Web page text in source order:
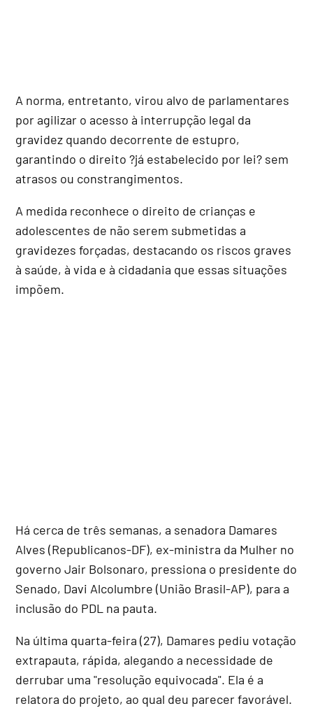
A norma, entretanto, virou alvo de parlamentares
por agilizar o acesso à interrupção legal da
gravidez quando decorrente de estupro,
garantindo o direito ?já estabelecido por lei? sem
atrasos ou constrangimentos.
A medida reconhece o direito de crianças e
adolescentes de não serem submetidas a
gravidezes forçadas, destacando os riscos graves
à saúde, à vida e à cidadania que essas situações
impõem.
Há cerca de três semanas, a senadora Damares
Alves (Republicanos-DF), ex-ministra da Mulher no
governo Jair Bolsonaro, pressiona o presidente do
Senado, Davi Alcolumbre (União Brasil-AP), para a
inclusão do PDL na pauta.
Na última quarta-feira (27), Damares pediu votação
extrapauta, rápida, alegando a necessidade de
derrubar uma "resolução equivocada". Ela é a
relatora do projeto, ao qual deu parecer favorável.